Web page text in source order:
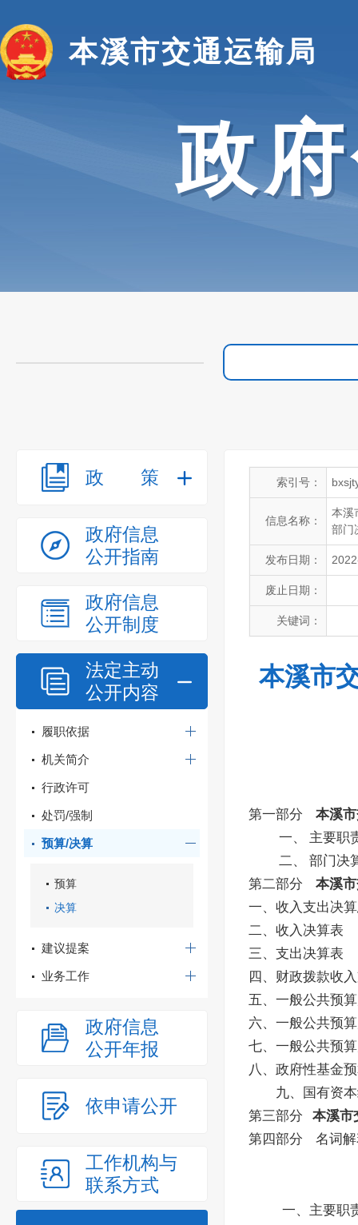
本溪市交通运输局
政
政策
政府信息
公开指南
政府信息
公开制度
法定主动
公开内容
履职依据
机关简介
行政许可
处罚/强制
预算/决算
预算
决算
建议提案
业务工作
政府信息
公开年报
依申请公开
工作机构与
联系方式
索引号：
信息名称：
本溪
部门
发布日期：
废止日期：
关键词：
本溪市
第一部分
本溪
一、
主要职
二、
部门决
第二部分
本溪
一、收入支出决
二、收入决算表
三、支出决算表
四、财政拨款收
五、一般公共预
六、一般公共预
七、一般公共预
八、政府性基金
九、国有资
第三部分
本溪市
第四部分
名词
一、主要职